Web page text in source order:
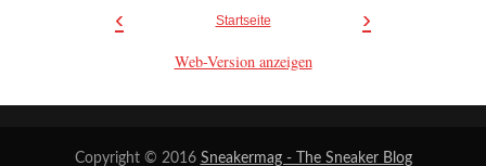
‹ ›
Startseite
Web-Version anzeigen
Copyright © 2016 Sneakermag - The Sneaker Blog